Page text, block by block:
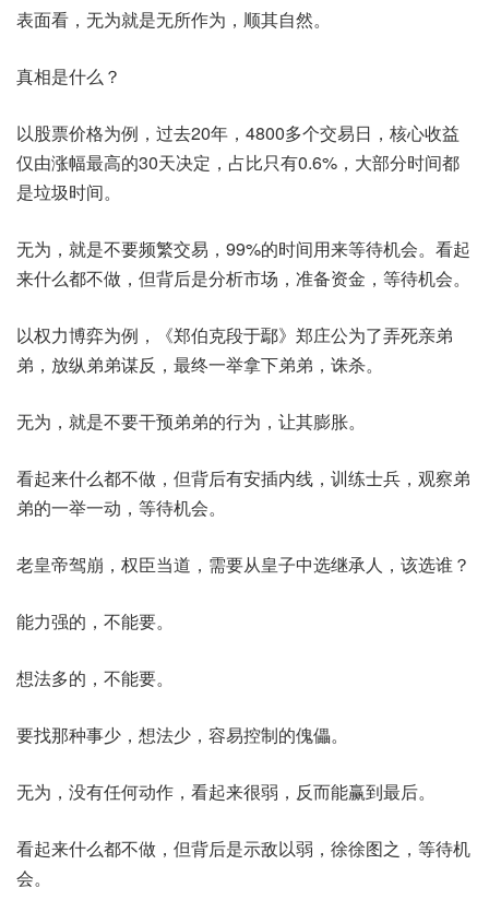
表面看，无为就是无所作为，顺其自然。
真相是什么？
以股票价格为例，过去20年，4800多个交易日，核心收益
仅由涨幅最高的30天决定，占比只有0.6%，大部分时间都
是垃圾时间。
无为，就是不要频繁交易，99%的时间用来等待机会。看起
来什么都不做，但背后是分析市场，准备资金，等待机会。
以权力博弈为例，《郑伯克段于鄢》郑庄公为了弄死亲弟
弟，放纵弟弟谋反，最终一举拿下弟弟，诛杀。
无为，就是不要干预弟弟的行为，让其膨胀。
看起来什么都不做，但背后有安插内线，训练士兵，观察弟
弟的一举一动，等待机会。
老皇帝驾崩，权臣当道，需要从皇子中选继承人，该选谁？
能力强的，不能要。
想法多的，不能要。
要找那种事少，想法少，容易控制的傀儡。
无为，没有任何动作，看起来很弱，反而能赢到最后。
看起来什么都不做，但背后是示敌以弱，徐徐图之，等待机
会。